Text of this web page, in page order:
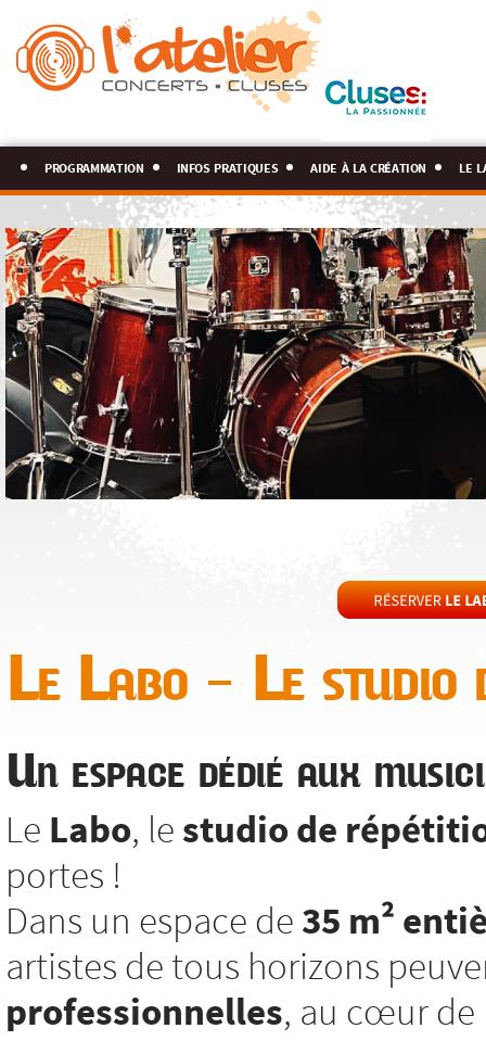
programmation infos pratiques aide à la création le
Le Labo – Le studio
Un espace dédié aux
Le Labo, le studio de
portes !
Dans un espace de 35 m²
artistes de tous horizons
professionnelles, au cœur de